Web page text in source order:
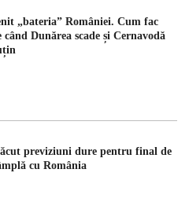
„bateria” României. Cum fac
Dunărea scade și Cernavodă
previziuni dure pentru final de
cu România